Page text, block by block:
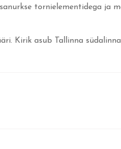
tornielementidega ja
Kirik asub Tallinna